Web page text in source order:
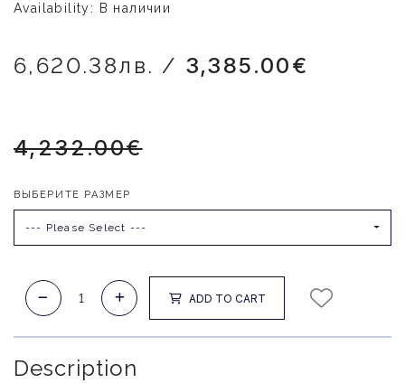
Availability: В наличии
6,620.38лв. / 3,385.00€
4,232.00€
ВЫБЕРИТЕ РАЗМЕР
--- Please Select ---
ADD TO CART
Description